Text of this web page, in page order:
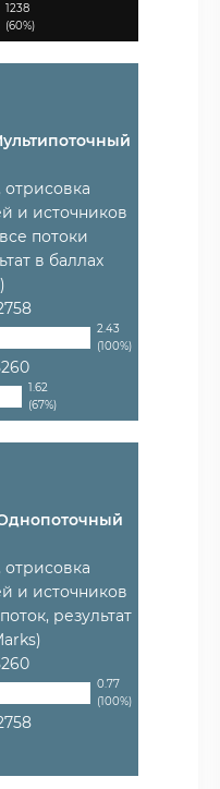
1238
(60%)
отрисовка
и источников
потоки
в баллах
2.43
(100%)
1.62
(67%)
отрисовка
и источников
результат
0.77
(100%)